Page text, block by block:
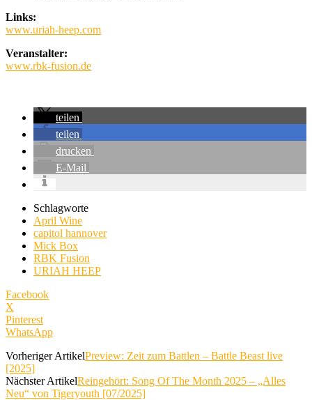
Links:
www.uriah-heep.com
Veranstalter:
www.rbk-fusion.de
teilen
teilen
drucken
E-Mail
Schlagworte
April Wine
capitol hannover
Mick Box
RBK Fusion
URIAH HEEP
Facebook
X
Pinterest
WhatsApp
Vorheriger ArtikelPreview: Zeit zum Battlen – Battle Beast live
[2025]
Nächster ArtikelReingehört: Song Of The Month 2025 – „Alles
Neu“ von Tigeryouth [07/2025]